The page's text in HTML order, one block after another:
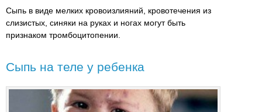
Сыпь в виде мелких кровоизлияний, кровотечения из
слизистых, синяки на руках и ногах могут быть
признаком тромбоцитопении.
Сыпь на теле у ребенка